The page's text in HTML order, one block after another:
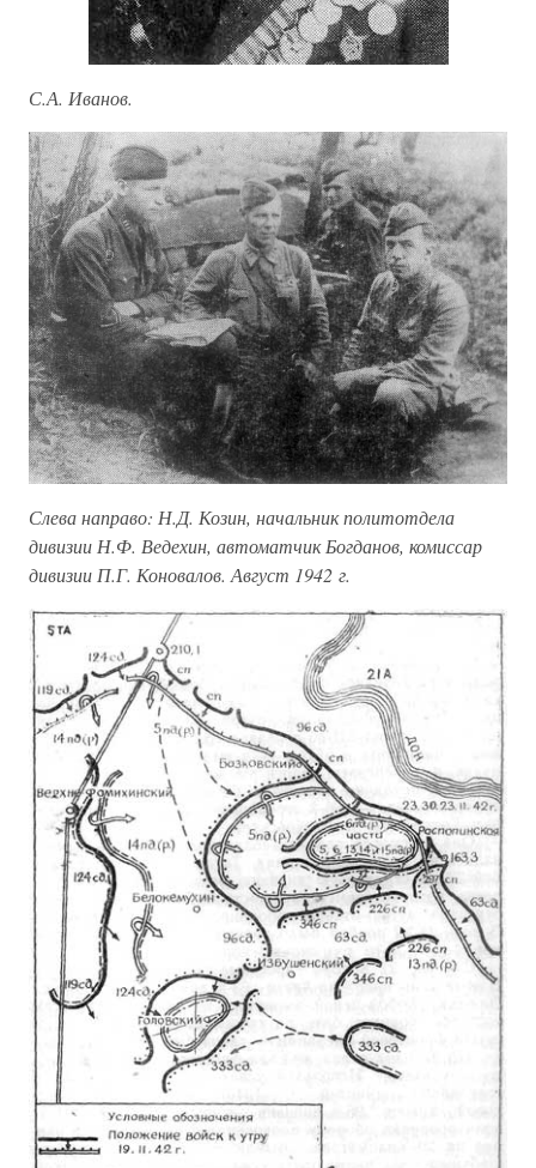
С.А. Иванов.
Слева направо: Н.Д. Козин, начальник политотдела
дивизии Н.Ф. Ведехин, автоматчик Богданов, комиссар
дивизии П.Г. Коновалов. Август 1942 г.